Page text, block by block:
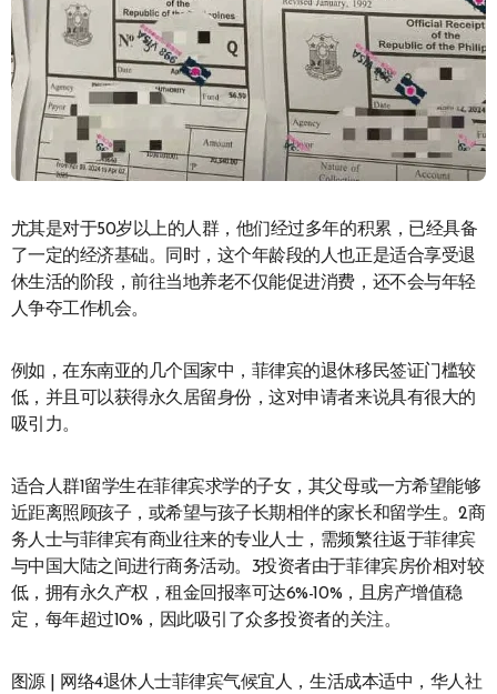
尤其是对于50岁以上的人群，他们经过多年的积累，已经具备
了一定的经济基础。同时，这个年龄段的人也正是适合享受退
休生活的阶段，前往当地养老不仅能促进消费，还不会与年轻
人争夺工作机会。
例如，在东南亚的几个国家中，菲律宾的退休移民签证门槛较
低，并且可以获得永久居留身份，这对申请者来说具有很大的
吸引力。
适合人群1留学生在菲律宾求学的子女，其父母或一方希望能够
近距离照顾孩子，或希望与孩子长期相伴的家长和留学生。2商
务人士与菲律宾有商业往来的专业人士，需频繁往返于菲律宾
与中国大陆之间进行商务活动。3投资者由于菲律宾房价相对较
低，拥有永久产权，租金回报率可达6%-10%，且房产增值稳
定，每年超过10%，因此吸引了众多投资者的关注。
图源 | 网络4退休人士菲律宾气候宜人，生活成本适中，华人社